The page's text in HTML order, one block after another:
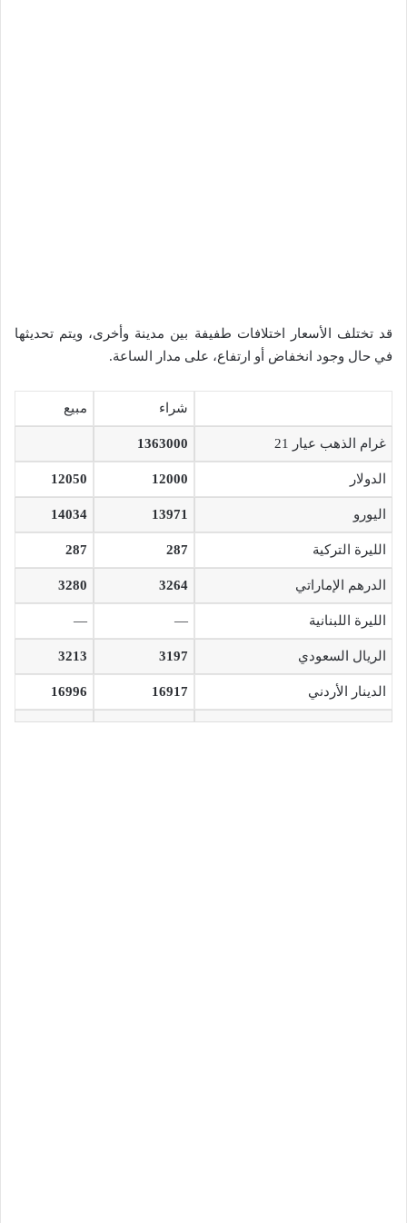
قد تختلف الأسعار اختلافات طفيفة بين مدينة وأخرى، ويتم تحديثها
في حال وجود انخفاض أو ارتفاع، على مدار الساعة.
شراء مبيع
غرام الذهب عيار 21 1363000
الدولار 12000
12050
اليورو 13971
14034
الليرة التركية 287
287
الدرهم الإماراتي 3264
3280
الليرة اللبنانية —
—
الريال السعودي 3197
3213
الدينار الأردني 16917
16996